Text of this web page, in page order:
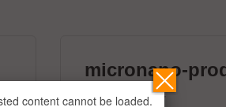
micronano-
39 Aussteller
content cannot be loaded.